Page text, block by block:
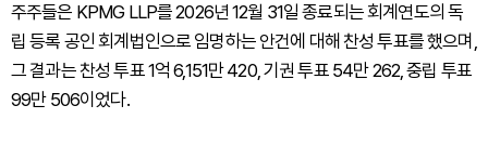
주주들은 KPMG LLP를 2026년 12월 31일 종료되는 회계연도의 독
립 등록 공인 회계법인으로 임명하는 안건에 대해 찬성 투표를 했으며,
그 결과는 찬성 투표 1억 6,151만 420, 기권 투표 54만 262, 중립 투표
99만 506이었다.